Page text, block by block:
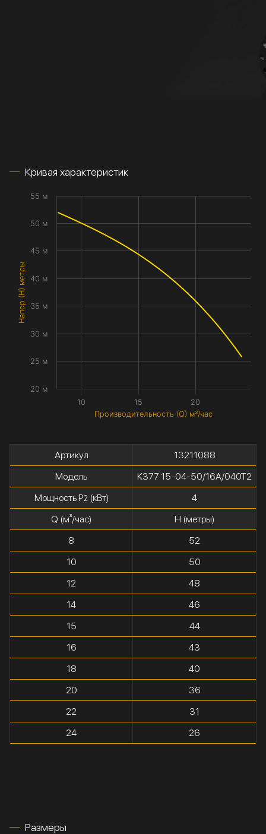
Кривая характеристик
Производительность (Q) м³/час
Напор (H) метры
10 15 20
20 м
25 м
30 м
35 м
40 м
45 м
50 м
55 м
Артикул
13211088
Модель
К377 15-04-50/16А/040Т2
Мощность P2(кВт)
4
Q (м³/час)
H (метры)
8
52
10
50
12
48
14
46
15
44
16
43
18
40
20
36
22
31
24
26
Размеры